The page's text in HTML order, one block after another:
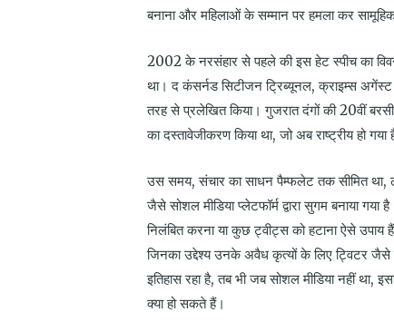
बनाना और महिलाओं के सम्मान पर हमला कर
2002 के नरसंहार से पहले की इस हेट स्पीच का
था। द कंसर्नड सिटीजन ट्रिब्यूनल, क्राइम्स अगेंस्ट
तरह से प्रलेखित किया। गुजरात दंगों की 20वीं
का दस्तावेजीकरण किया था, जो अब राष्ट्रीय हो गया
उस समय, संचार का साधन पैम्फलेट तक सीमित था,
जैसे सोशल मीडिया प्लेटफॉर्म द्वारा सुगम बनाया
निलंबित करना या कुछ ट्वीट्स को हटाना ऐसे
जिनका उद्देश्य उनके अवैध कृत्यों के लिए ट्विटर जैसे
इतिहास रहा है, तब भी जब सोशल मीडिया नहीं
क्या हो सकते हैं।